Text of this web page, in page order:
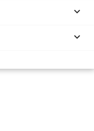

keyboard_arrow_down